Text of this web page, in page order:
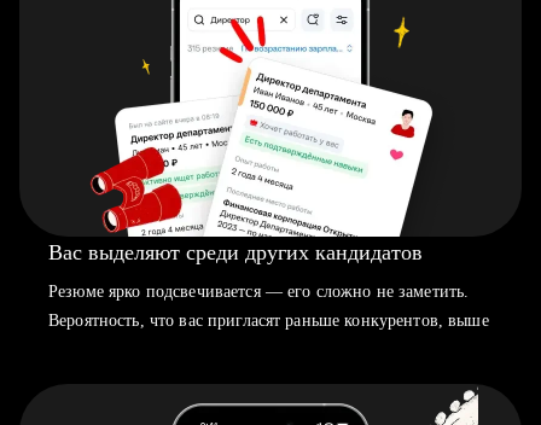
Вас выделяют среди других кандидатов
Резюме ярко подсвечивается — его сложно не заметить.
Вероятность, что вас пригласят раньше конкурентов, выше